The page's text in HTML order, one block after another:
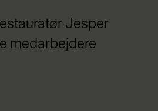
Jesper
medarbejdere